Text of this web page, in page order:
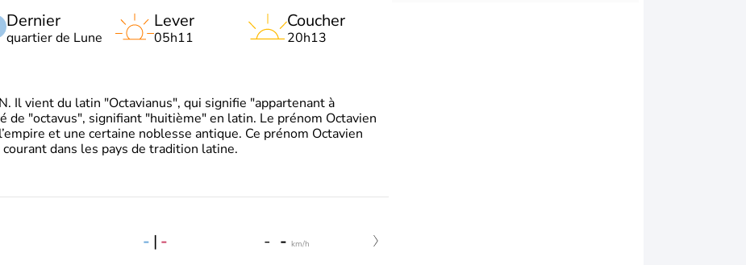
Dernier
quartier de Lune
Lever
05h11
Coucher
20h13
Il vient du latin "Octavianus", qui signifie "appartenant à
de "octavus", signifiant "huitième" en latin. Le prénom Octavien
et une certaine noblesse antique. Ce prénom Octavien
dans les pays de tradition latine.
- | - - - km/h